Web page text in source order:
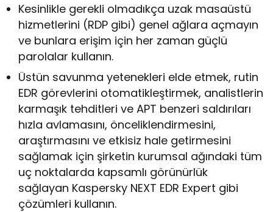
Kesinlikle gerekli olmadıkça uzak masaüstü
hizmetlerini (RDP gibi) genel ağlara açmayın
ve bunlara erişim için her zaman güçlü
parolalar kullanın.
Üstün savunma yetenekleri elde etmek, rutin
EDR görevlerini otomatikleştirmek, analistlerin
karmaşık tehditleri ve APT benzeri saldırıları
hızla avlamasını, önceliklendirmesini,
araştırmasını ve etkisiz hale getirmesini
sağlamak için şirketin kurumsal ağındaki tüm
uç noktalarda kapsamlı görünürlük
sağlayan Kaspersky NEXT EDR Expert gibi
çözümleri kullanın.